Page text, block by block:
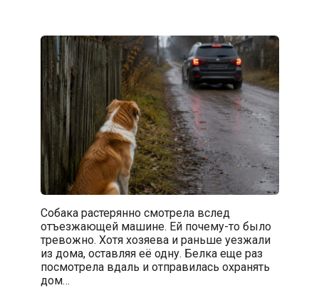
Собака растерянно смотрела вслед
отъезжающей машине. Ей почему-то было
тревожно. Хотя хозяева и раньше уезжали
из дома, оставляя её одну. Белка еще раз
посмотрела вдаль и отправилась охранять
дом…